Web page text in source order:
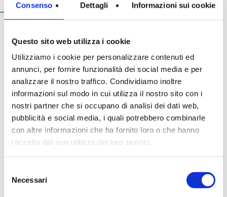
Consenso Dettagli Informazioni sui cookie
Questo sito web utilizza i cookie
Utilizziamo i cookie per personalizzare contenuti ed
annunci, per fornire funzionalità dei social media e per
analizzare il nostro traffico. Condividiamo inoltre
informazioni sul modo in cui utilizza il nostro sito con i
nostri partner che si occupano di analisi dei dati web,
pubblicità e social media, i quali potrebbero combinarle
con altre informazioni che ha fornito loro o che hanno
raccolto dal suo utilizzo dei loro servizi.
delNecessari
Muratura armata Danesi
Normablok Più Ponti Termici
Normablok Più CAM
Normablok Più S40 MA ricostruzione post sisma
Referenze
Contatti
Area tecnica
Expo 2011 con la propria commerciale Latercom. Lo stand
presenterà i sistemi costruttivi in laterizio più attuali e
performanti, frutto di un’attenta e costante ricerca. Ideali per
realizzare murature in Classe A, ad altissime prestazioni
termiche; costruire case sicure anche in zona sismica e
migliorare l’efficienza e la produttività del cantiere.
Vi aspettiamo presso la Fiera Milano Rho.